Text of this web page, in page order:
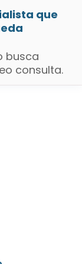
que
busca
consulta.